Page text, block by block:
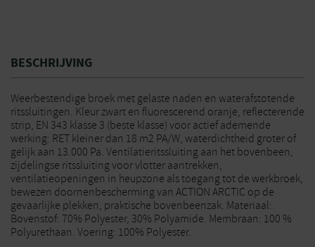
BESCHRIJVING
Weerbestendige broek met gelaste naden en waterafstotende
ritssluitingen. Kleur zwart en fluorescerend oranje, reflecterende
strip, EN 343 klasse 3 (beste klasse) voor actief ademende
werking: RET kleiner dan 18 m2 PA/W, waterdichtheid groter of
gelijk aan 13.000 Pa. Ventilatieritssluiting aan het bovenbeen,
zijdelingse ritssluiting voor vlotter aantrekken,
ventilatieopeningen in heupzone als toegang tot de werkbroek,
bewezen doornenbescherming van ACTION ARCTIC op de
gevaarlijke plekken, praktische bovenbeenzak. Materiaal:
Bovenstof: 70% Polyester, 30% Polyamide. Membraan: 100 %
Polyurethaan. Voering: 100% Polyester.